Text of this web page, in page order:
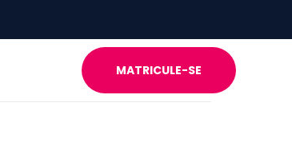
MATRICULE-SE